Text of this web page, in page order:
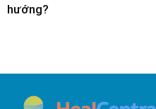
hướng?